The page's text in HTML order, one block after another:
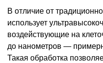
В отличие от
использует
воздействующие на
до нанометров —
Такая обработка